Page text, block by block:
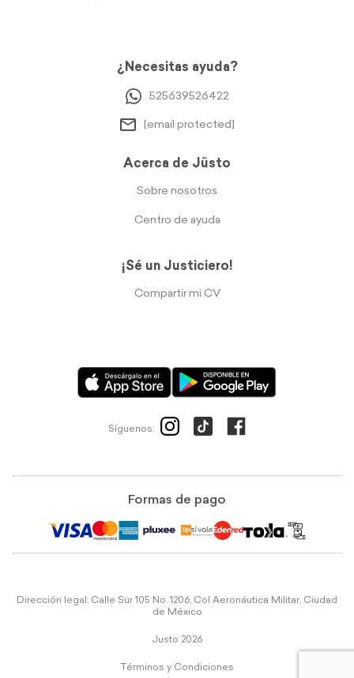
¿Necesitas ayuda?
525639526422
[email protected]
Acerca de Jüsto
Sobre nosotros
Centro de ayuda
¡Sé un Justiciero!
Compartir mi CV
Síguenos:
Formas de pago
Dirección legal: Calle Sur 105 No. 1206, Col Aeronáutica Militar, Ciudad
de México
Justo 2026
Términos y Condiciones